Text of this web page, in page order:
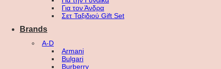
Για τον Άνδρα
Σετ Ταξιδιού Gift Set
Brands
A-D
Armani
Bulgari
Burberry